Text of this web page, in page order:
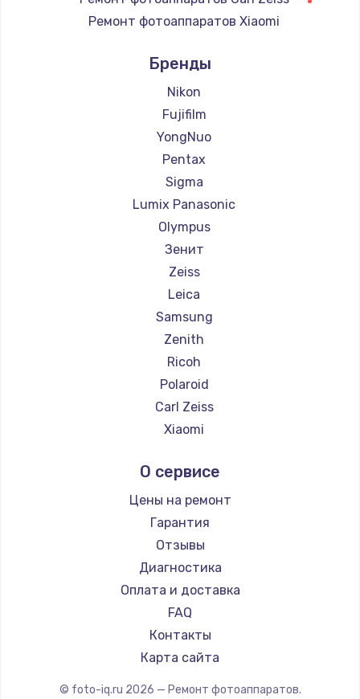
Заказать
Ремонт блока питания
100 руб.
Заказать
Ремонт фотоаппаратов Xiaomi
Ремонт фотоаппаратов Kodak
Ремонт фотоаппаратов Blackmagic
Бренды
Nikon
Fujifilm
YongNuo
Pentax
Sigma
Lumix Panasonic
Olympus
Зенит
Zeiss
Leica
Samsung
Zenith
Ricoh
Polaroid
Carl Zeiss
Xiaomi
Kodak
Blackmagic
О сервисе
Цены на ремонт
Гарантия
Отзывы
Диагностика
Оплата и доставка
FAQ
Контакты
Карта сайта
© foto-iq.ru 2026 — Ремонт фотоаппаратов.